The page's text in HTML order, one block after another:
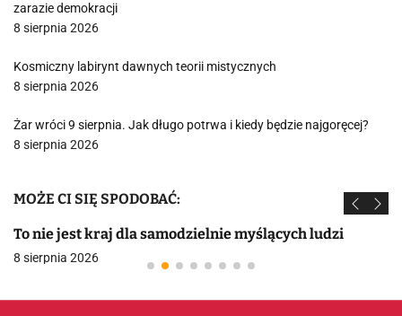
zarazie demokracji
8 sierpnia 2026
Kosmiczny labirynt dawnych teorii mistycznych
8 sierpnia 2026
Żar wróci 9 sierpnia. Jak długo potrwa i kiedy będzie najgoręcej?
8 sierpnia 2026
MOŻE CI SIĘ SPODOBAĆ:
To nie jest kraj dla samodzielnie myślących ludzi
8 sierpnia 2026